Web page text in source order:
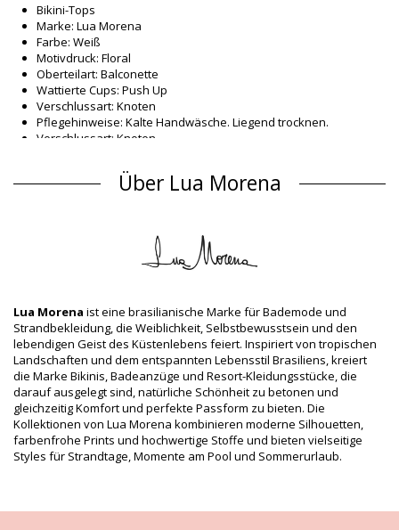
Bikini-Tops
Marke: Lua Morena
Farbe: Weiß
Motivdruck: Floral
Oberteilart: Balconette
Wattierte Cups: Push Up
Verschlussart: Knoten
Pflegehinweise: Kalte Handwäsche. Liegend trocknen.
Verschlussart: Knoten
Bikini-Tops Weiß Lua Morena
Futter: 88% Polyamide, 12% Elastane
Produktinformation
Verpackung beinhaltet: 1 x Bikini-Tops (Andere Accessoires
nicht eingeschlossen)
HS CODE: 6112.41.0010
SKU: 1981126326
EAN: XS (7899918537493), S (7899670772996), M (7899670772989),
L (7899670772965), XL (7899918537387)
Lieferantenreferenznummer: 1065235
Gewicht: 55g / 0.12lb / 1.94oz
Print ist nicht exakt und kann je nach Schnitt variieren
Retuschierte Fotos
Meia-Taca-Turbinado
Über Lua Morena
Lua Morena ist eine brasilianische Marke für Bademode und
Strandbekleidung, die Weiblichkeit, Selbstbewusstsein und den
lebendigen Geist des Küstenlebens feiert. Inspiriert von tropischen
Landschaften und dem entspannten Lebensstil Brasiliens, kreiert
die Marke Bikinis, Badeanzüge und Resort-Kleidungsstücke, die
darauf ausgelegt sind, natürliche Schönheit zu betonen und
gleichzeitig Komfort und perfekte Passform zu bieten. Die
Kollektionen von Lua Morena kombinieren moderne Silhouetten,
farbenfrohe Prints und hochwertige Stoffe und bieten vielseitige
Styles für Strandtage, Momente am Pool und Sommerurlaub.